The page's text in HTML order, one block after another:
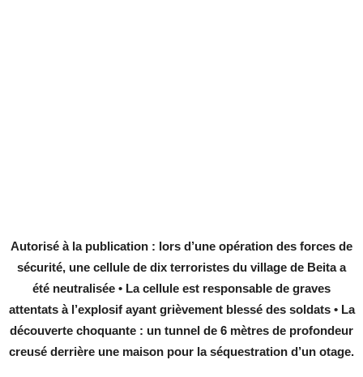
Autorisé à la publication : lors d’une opération des forces de
sécurité, une cellule de dix terroristes du village de Beita a
été neutralisée • La cellule est responsable de graves
attentats à l’explosif ayant grièvement blessé des soldats • La
découverte choquante : un tunnel de 6 mètres de profondeur
creusé derrière une maison pour la séquestration d’un otage.